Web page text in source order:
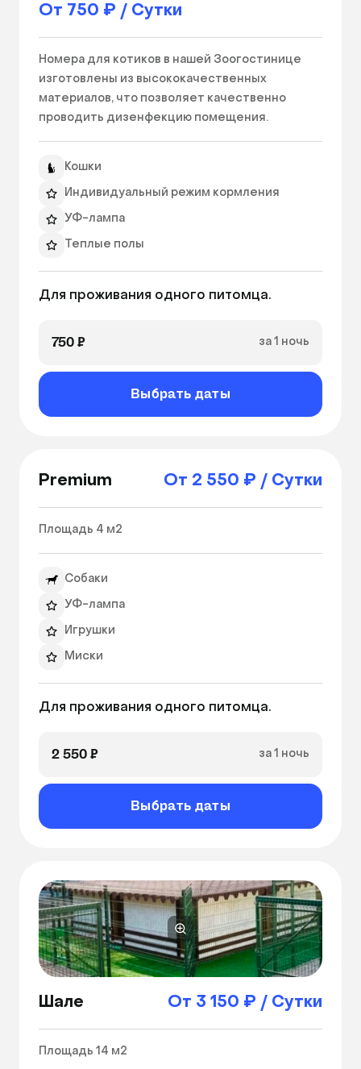
От 750 ₽ / Сутки
Номера для котиков в нашей Зоогостинице
изготовлены из высококачественных
материалов, что позволяет качественно
проводить дизенфекцию помещения.
Кошки
Индивидуальный режим кормления
УФ-лампа
Теплые полы
Ящик для хранения
Лежанка
Антискользящие полки
Игрушки
Наполнитель для туалета
Когтеточка
Для проживания одного питомца.
750 ₽ за 1 ночь
Выбрать даты
Premium От 2 550 ₽ / Сутки
Площадь 4 м2
Собаки
УФ-лампа
Игрушки
Миски
Теплые полы
Лежанка
Для проживания одного питомца.
2 550 ₽ за 1 ночь
Выбрать даты
Шале От 3 150 ₽ / Сутки
Площадь 14 м2